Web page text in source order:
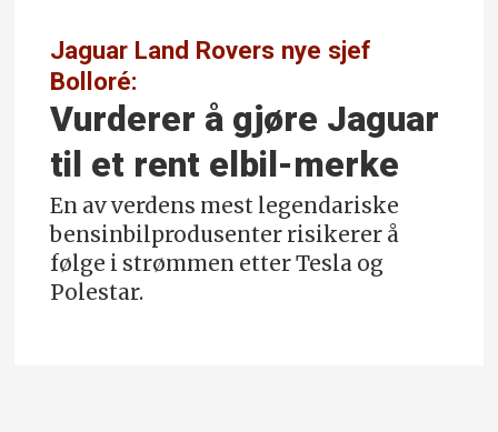
Jaguar Land Rovers nye sjef
Bolloré:
Vurderer å gjøre Jaguar
til et rent elbil-merke
En av verdens mest legendariske
bensinbilprodusenter risikerer å
følge i strømmen etter Tesla og
Polestar.